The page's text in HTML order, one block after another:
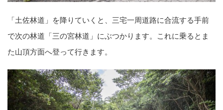
「土佐林道」を降りていくと、三宅一周道路に合流する手前
で次の林道「三の宮林道」にぶつかります。これに乗るとま
た山頂方面へ登って行きます。